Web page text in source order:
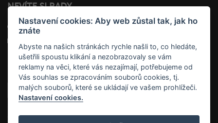
NEVÍTE SI RADY
+420 412 545 092
SLEDUJTE NÁS
Nastavení cookies: Aby web zůstal tak, jak ho
znáte
Abyste na našich stránkách rychle našli to, co hledáte,
ušetřili spoustu klikání a nezobrazovaly se vám
reklamy na věci, které vás nezajímají, potřebujeme od
Vás souhlas se zpracováním souborů cookies, tj.
malých souborů, které se ukládají ve vašem prohlížeči.
Nastavení cookies.